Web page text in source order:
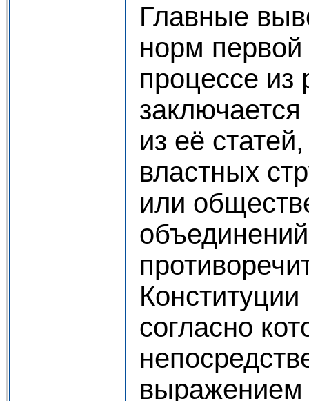
Главные
норм первой
процессе из
из её
властных
или
согласно
выражением